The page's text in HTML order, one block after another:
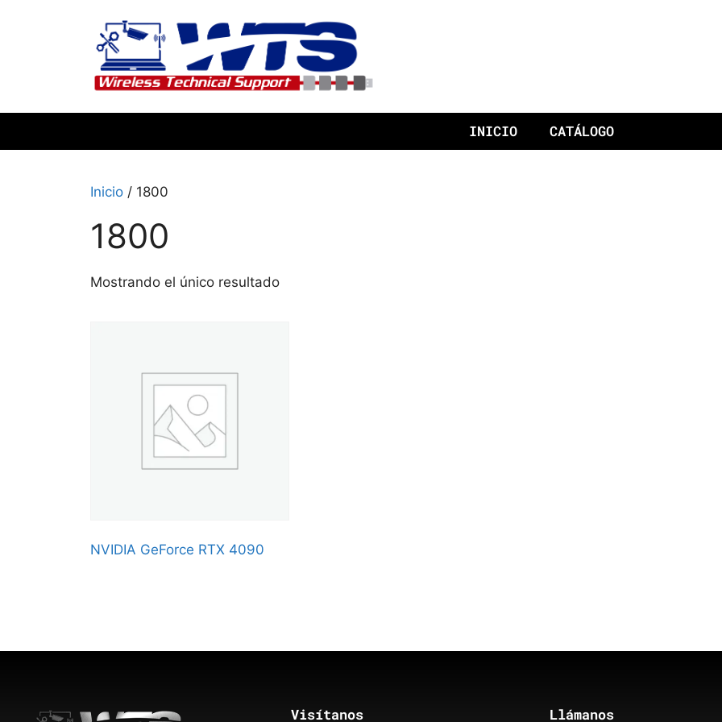
INICIO CATÁLOGO
Inicio / 1800
1800
Mostrando el único resultado
NVIDIA GeForce RTX 4090
Visítanos Llámanos